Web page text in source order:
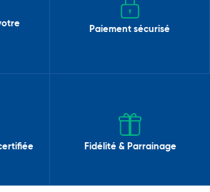
Paiement sécurisé
Fidélité & Parrainage